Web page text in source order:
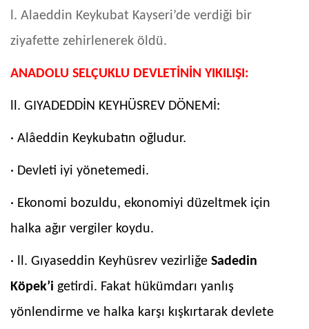
l. Alaeddin Keykubat Kayseri’de verdiği bir
ziyafette zehirlenerek öldü.
ANADOLU SELÇUKLU DEVLETİNİN YIKILIŞI:
ll. GIYADEDDİN KEYHÜSREV DÖNEMİ:
· Alâeddin Keykubatın oğludur.
· Devleti iyi yönetemedi.
· Ekonomi bozuldu, ekonomiyi düzeltmek için
halka ağır vergiler koydu.
· ll. Gıyaseddin Keyhüsrev vezirliğe Sadedin
Köpek’i getirdi. Fakat hükümdarı yanlış
yönlendirme ve halka karşı kışkırtarak devlete